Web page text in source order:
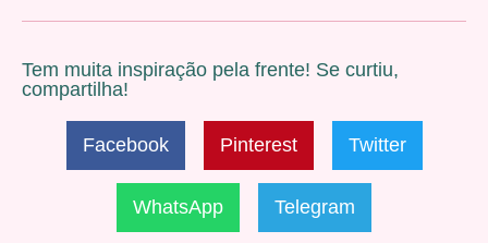
Tem muita inspiração pela frente! Se curtiu,
compartilha!
Facebook Pinterest Twitter
WhatsApp Telegram